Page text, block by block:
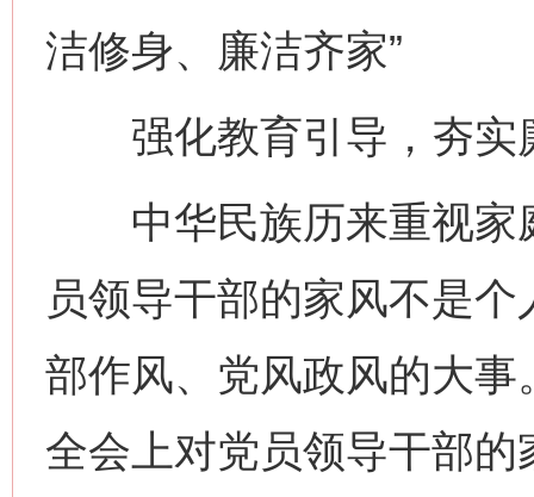
洁修身、廉洁齐家”
强化教育引导，夯实
中华民族历来重视家
员领导干部的家风不是
部作风、党风政风的大
全会上对党员领导干部